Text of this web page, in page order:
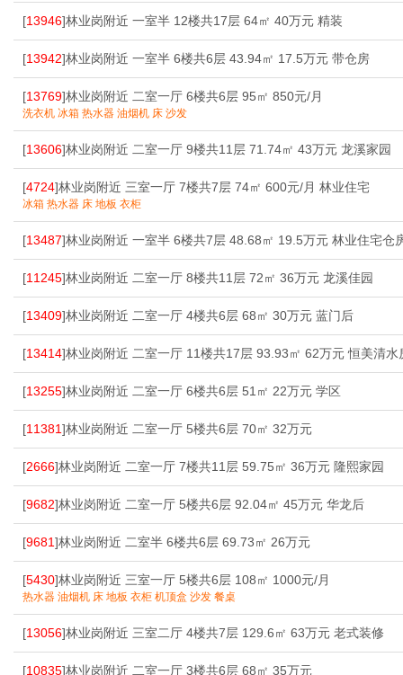
[13946]林业岗附近 一室半 12楼共17层 64㎡ 40万元 精装
[13942]林业岗附近 一室半 6楼共6层 43.94㎡ 17.5万元 带仓房
[13769]林业岗附近 二室一厅 6楼共6层 95㎡ 850元/月
洗衣机 冰箱 热水器 油烟机 床 沙发
[13606]林业岗附近 二室一厅 9楼共11层 71.74㎡ 43万元 龙溪家园
[4724]林业岗附近 三室一厅 7楼共7层 74㎡ 600元/月 林业住宅
冰箱 热水器 床 地板 衣柜
[13487]林业岗附近 一室半 6楼共7层 48.68㎡ 19.5万元 林业住宅仓
[11245]林业岗附近 二室一厅 8楼共11层 72㎡ 36万元 龙溪佳园
[13409]林业岗附近 二室一厅 4楼共6层 68㎡ 30万元 蓝门后
[13414]林业岗附近 二室一厅 11楼共17层 93.93㎡ 62万元 恒美清水
[13255]林业岗附近 二室一厅 6楼共6层 51㎡ 22万元 学区
[11381]林业岗附近 二室一厅 5楼共6层 70㎡ 32万元
[2666]林业岗附近 二室一厅 7楼共11层 59.75㎡ 36万元 隆熙家园
[9682]林业岗附近 二室一厅 5楼共6层 92.04㎡ 45万元 华龙后
[9681]林业岗附近 二室半 6楼共6层 69.73㎡ 26万元
[5430]林业岗附近 三室一厅 5楼共6层 108㎡ 1000元/月
热水器 油烟机 床 地板 衣柜 机顶盒 沙发 餐桌
[13056]林业岗附近 三室二厅 4楼共7层 129.6㎡ 63万元 老式装修
[10835]林业岗附近 二室一厅 3楼共6层 68㎡ 35万元